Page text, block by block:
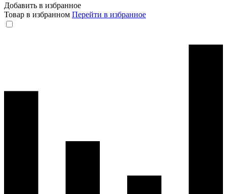
Добавить в избранное
Товар в избранном Перейти в избранное